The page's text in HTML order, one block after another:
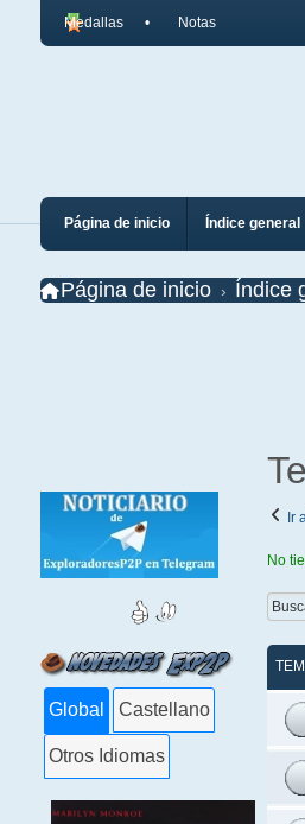
Medallas Notas
Página de inicio Índice general
Página de inicio Índice
Global Castellano
Otros Idiomas
Ir
No